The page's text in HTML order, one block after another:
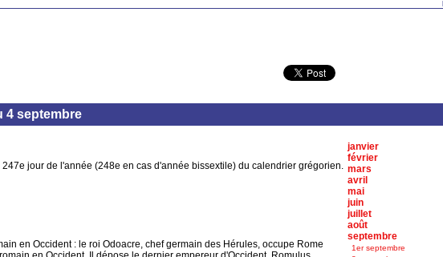
4 septembre
janvier
février
mars
avril
mai
juin
juillet
août
septembre
1er septembre
jour de l'année (248e en cas d'année bissextile) du calendrier grégorien.
en Occident : le roi Odoacre, chef germain des Hérules, occupe Rome